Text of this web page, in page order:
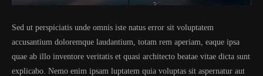
Sed ut perspiciatis unde omnis iste natus error sit voluptatem
accusantium doloremque laudantium, totam rem aperiam, eaque ipsa
quae ab illo inventore veritatis et quasi architecto beatae vitae dicta sunt
explicabo. Nemo enim ipsam luptatem quia voluptas sit aspernatur aut